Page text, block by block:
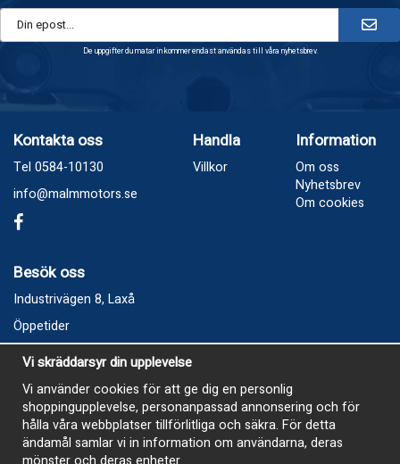
De uppgifter du matar in kommer endast användas till våra nyhetsbrev.
Kontakta oss
Tel 0584-10130
info@malmmotors.se
Handla
Villkor
Information
Om oss
Nyhetsbrev
Om cookies
Besök oss
Industrivägen 8, Laxå
Öppetider
Vecka 32
Måndag kl 9-12, kl 13 - 15
Onsdag kl 9-12, kl 13 - 15
Tisdag, Tordag och Fredag stängt
E-Handelsbutiken är öppen och paket skickas hela
Vi skräddarsyr din upplevelse
Vi använder cookies för att ge dig en personlig
shoppingupplevelse, personanpassad annonsering och för
hålla våra webbplatser tillförlitliga och säkra. För detta
ändamål samlar vi in information om användarna, deras